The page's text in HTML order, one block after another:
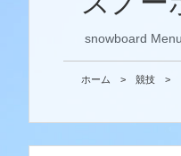
snowboard
ホーム > 競技 >